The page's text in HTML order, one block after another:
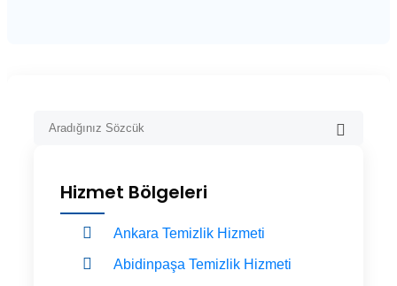
Hizmet Bölgeleri
Ankara Temizlik Hizmeti
Abidinpaşa Temizlik Hizmeti